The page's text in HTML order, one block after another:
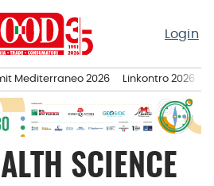
Login
Mediterraneo 2026 Linkontro 2026
SCIENCE